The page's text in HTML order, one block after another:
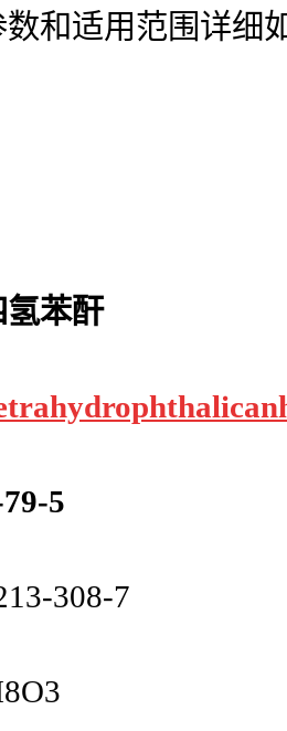
数和适用范围详细
氢苯酐
5
308-7